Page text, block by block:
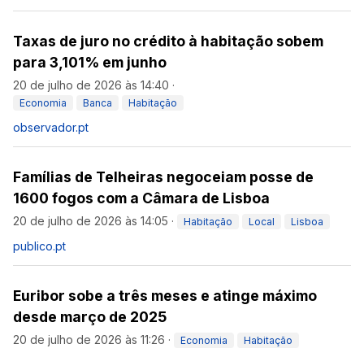
Taxas de juro no crédito à habitação sobem
para 3,101% em junho
20 de julho de 2026 às 14:40 ·
Economia Banca Habitação
observador.pt
Famílias de Telheiras negoceiam posse de
1600 fogos com a Câmara de Lisboa
20 de julho de 2026 às 14:05 · Habitação Local Lisboa
publico.pt
Euribor sobe a três meses e atinge máximo
desde março de 2025
20 de julho de 2026 às 11:26 · Economia Habitação